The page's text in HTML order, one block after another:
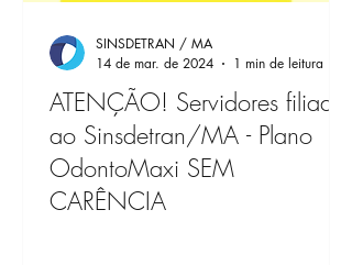
ATENÇÃO! Servidores filiados
ao Sinsdetran/MA - Plano
OdontoMaxi SEM
CARÊNCIA
SINSDETRAN / MA
14 de mar. de 2024
1 min de leitura